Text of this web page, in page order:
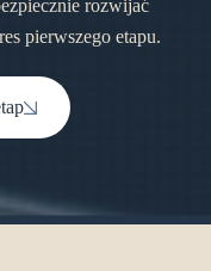
rozwijać
pierwszego etapu.